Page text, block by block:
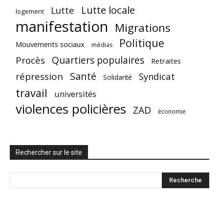
logement
Lutte Lutte locale
manifestation Migrations
Mouvements sociaux médias Politique
Procès Quartiers populaires Retraites
répression Santé Solidarité Syndicat
travail universités
violences policières ZAD économie
Rechercher sur le site